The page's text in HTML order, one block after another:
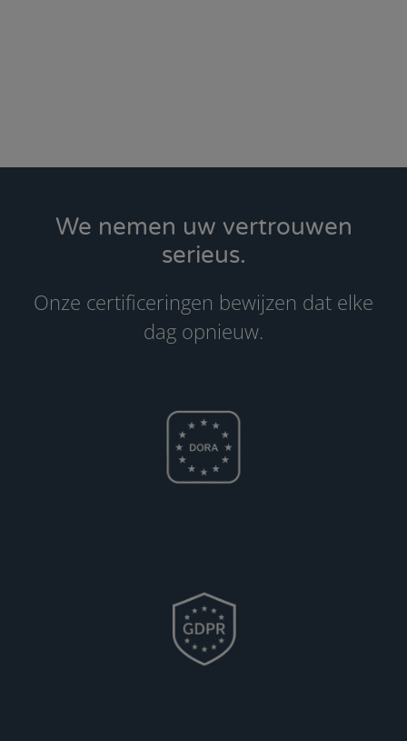
We nemen uw vertrouwen
serieus.
Onze certificeringen bewijzen dat elke
dag opnieuw.